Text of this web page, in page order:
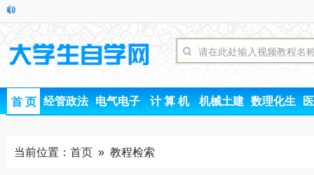
首 页 经管政法 电气电子 计 算 机 机械土建 数理化生
当前位置： 首页 » 教程检索